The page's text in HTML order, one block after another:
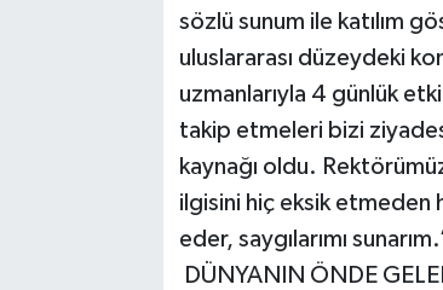
sözlü sunum ile katılım
uluslararası düzeydeki
uzmanlarıyla 4 günlük
takip etmeleri bizi
kaynağı oldu.
ilgisini hiç eksik
eder, saygılarımı
DÜNYANIN ÖNDE